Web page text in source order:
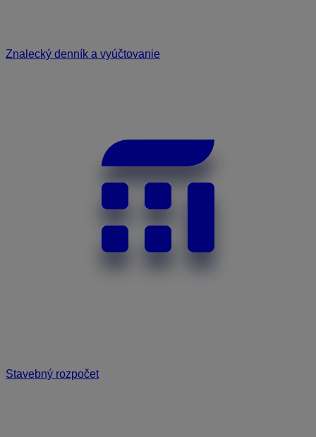
Znalecký denník a vyúčtovanie
Stavebný rozpočet